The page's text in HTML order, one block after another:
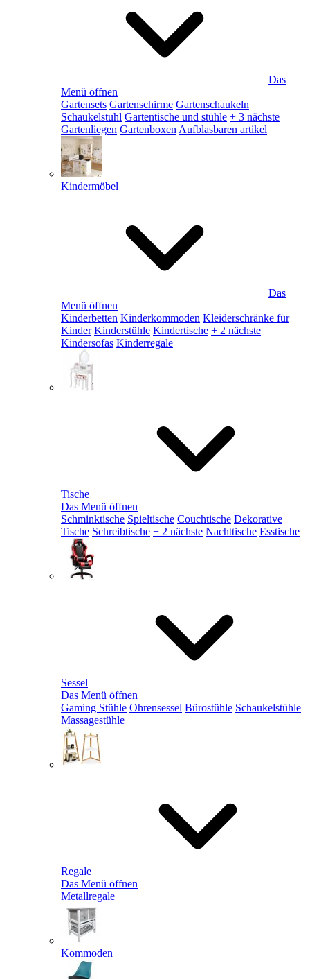
Das
Menü öffnen
Gartensets Gartenschirme Gartenschaukeln
Schaukelstuhl Gartentische und stühle + 3 nächste
Gartenliegen Gartenboxen Aufblasbaren artikel
Kindermöbel
Das
Menü öffnen
Kinderbetten Kinderkommoden Kleiderschränke für
Kinder Kinderstühle Kindertische + 2 nächste
Kindersofas Kinderregale
Tische
Das Menü öffnen
Schminktische Spieltische Couchtische Dekorative
Tische Schreibtische + 2 nächste Nachttische Esstische
Sessel
Das Menü öffnen
Gaming Stühle Ohrensessel Bürostühle Schaukelstühle
Massagestühle
Regale
Das Menü öffnen
Metallregale
Kommoden